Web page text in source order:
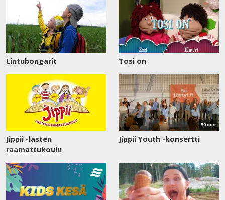
Lintubongarit Tosi on
Jippii -lasten
raamattukoulu
Katso
nyt
50 min
Jippii Youth -konsertti